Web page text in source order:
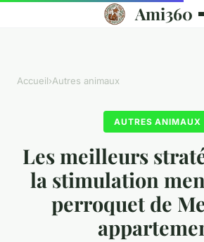
Ami360
Accueil›Autres animaux
AUTRES ANIMAUX
Les meilleurs
la stimulation
perroquet de